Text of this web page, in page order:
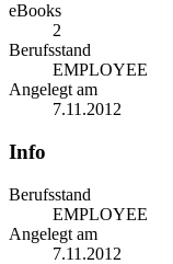
eBooks
2
Berufsstand
EMPLOYEE
Angelegt am
7.11.2012
Info
Berufsstand
EMPLOYEE
Angelegt am
7.11.2012